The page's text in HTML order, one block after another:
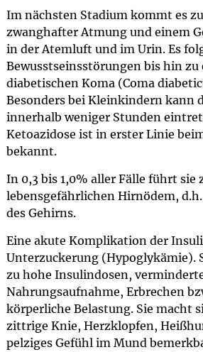
Im nächsten Stadium kommt es
zwanghafter Atmung und einem
in der Atemluft und im Urin. Es
Bewusstseinsstörungen bis hin zu
diabetischen Koma (Coma
Besonders bei Kleinkindern kann
innerhalb weniger Stunden
Ketoazidose ist in erster Linie
bekannt.
In 0,3 bis 1,0% aller Fälle führt sie
lebensgefährlichen Hirnödem,
des Gehirns.
Eine akute Komplikation der
Unterzuckerung (Hypoglykämie).
zu hohe Insulindosen,
Nahrungsaufnahme, Erbrechen
körperliche Belastung. Sie macht
zittrige Knie, Herzklopfen,
pelziges Gefühl im Mund